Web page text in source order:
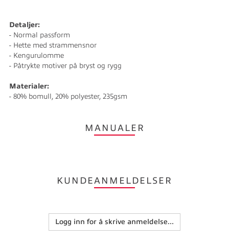
Detaljer:
- Normal passform
- Hette med strammensnor
- Kengurulomme
- Påtrykte motiver på bryst og rygg
Materialer:
- 80% bomull, 20% polyester, 235gsm
MANUALER
KUNDEANMELDELSER
Logg inn for å skrive anmeldelse...